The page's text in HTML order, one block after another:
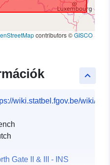
contributors ©GISCO
keyboard_arrow_up
wiki.statbel.fgov.be/wiki/
Gate II & III - INS